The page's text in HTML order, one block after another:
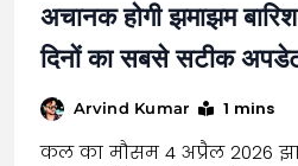
अचानक होगी झमाझम
दिनों का सबसे सटीक
Arvind Kumar 1 mins
कल का मौसम 4 अप्रैल 2026